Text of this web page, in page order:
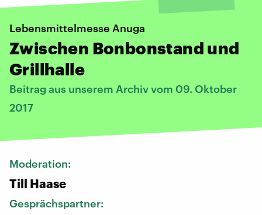
Lebensmittelmesse Anuga
Zwischen Bonbonstand und
Grillhalle
Beitrag aus unserem Archiv vom 09. Oktober
2017
Moderation:
Till Haase
Gesprächspartner: